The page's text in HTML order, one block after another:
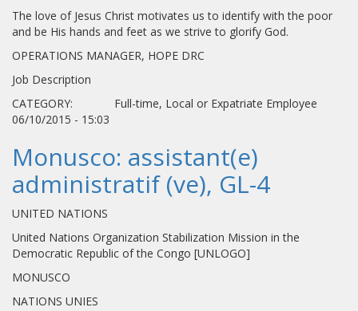
The love of Jesus Christ motivates us to identify with the poor
and be His hands and feet as we strive to glorify God.
OPERATIONS MANAGER, HOPE DRC
Job Description
CATEGORY: Full-time, Local or Expatriate Employee
06/10/2015 - 15:03
Monusco: assistant(e)
administratif (ve), GL-4
UNITED NATIONS
United Nations Organization Stabilization Mission in the
Democratic Republic of the Congo [UNLOGO]
MONUSCO
NATIONS UNIES